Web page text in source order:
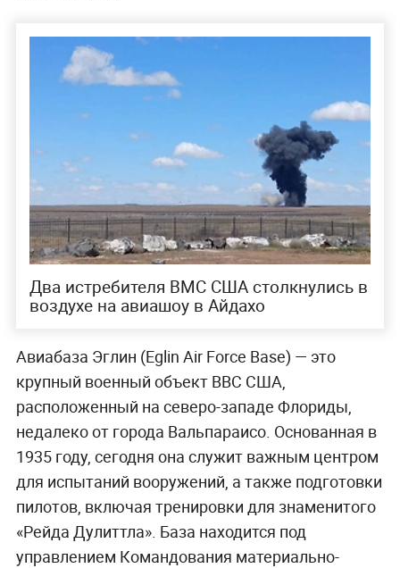
Два истребителя ВМС США столкнулись в
воздухе на авиашоу в Айдахо
Авиабаза Эглин (Eglin Air Force Base) — это
крупный военный объект ВВС США,
расположенный на северо-западе Флориды,
недалеко от города Вальпараисо. Основанная в
1935 году, сегодня она служит важным центром
для испытаний вооружений, а также подготовки
пилотов, включая тренировки для знаменитого
«Рейда Дулиттла». База находится под
управлением Командования материально-